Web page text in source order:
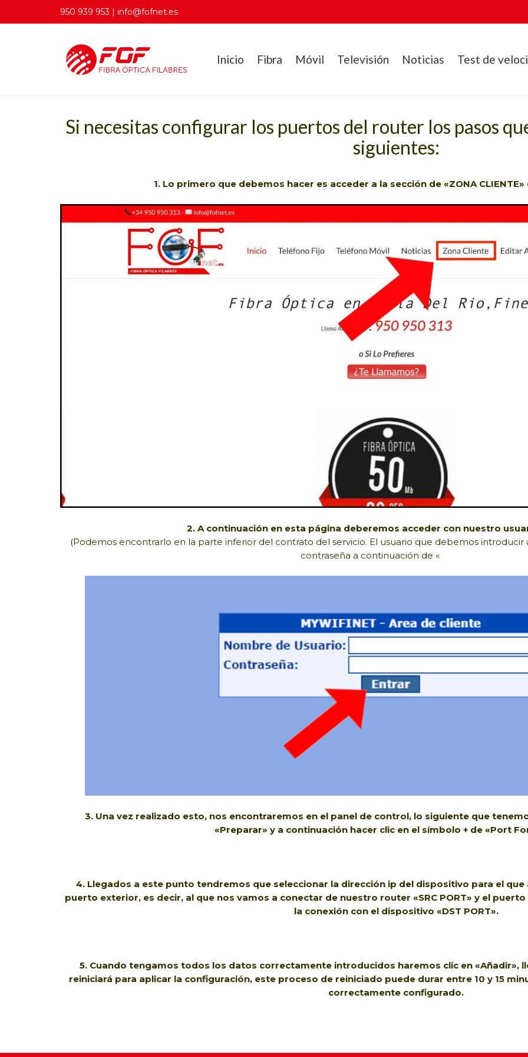
950 939 953 | info@fofnet.es
Inicio Fibra Móvil Televisión Noticias Test de
Si necesitas configurar los puertos del router los pasos
siguientes:
1. Lo primero que debemos hacer es acceder a la sección de «ZONA
2. A continuación en esta página deberemos acceder con nuestro
(Podemos encontrarlo en la parte inferior del contrato del servicio. El usuario que debemos introducir
contraseña a continuación de «
3. Una vez realizado esto, nos encontraremos en el panel de control, lo siguiente que
«Preparar» y a continuación hacer clic en el símbolo + de «Port
4. Llegados a este punto tendremos que seleccionar la dirección ip del dispositivo para el
puerto exterior, es decir, al que nos vamos a conectar de nuestro router «SRC PORT» y el
la conexión con el dispositivo «DST PORT».
5. Cuando tengamos todos los datos correctamente introducidos haremos clic en «Añadir»,
reiniciará para aplicar la configuración, este proceso de reiniciado puede durar entre 10 y 15
correctamente configurado.